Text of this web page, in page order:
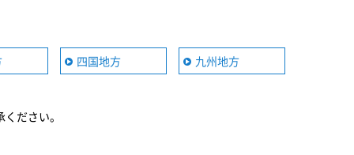
四国地方 九州地方
ださい。